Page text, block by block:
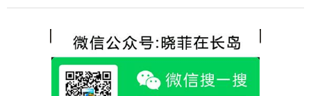
各不相同，可以根据自己的喜好选择。非常
热情，能根据我提出的需求来安排房间，这
点很好。
选择津岸民宿，实际体验客房很干净，饭菜
很好，每顿饭也不重样的，海鲜确实是非常
的新鲜呢，另外值得一提的是，他家的海菜
包子非常好吃。 其实长岛可选的酒店、民宿
各不相同，可以根据自己的喜好选择。非常
推荐津岸民宿，关键是老板娘晓菲很细心、